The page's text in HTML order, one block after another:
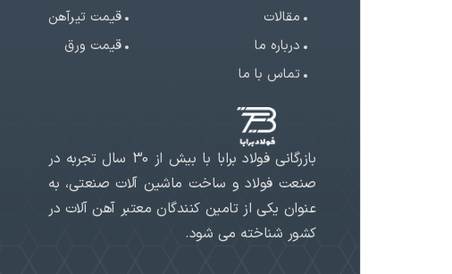
مقالات
درباره ما
تماس با ما
قیمت تیرآهن
قیمت ورق
بازرگانی فولاد برابا با بیش از 30 سال تجربه در
صنعت فولاد و ساخت ماشین آلات صنعتی، به
عنوان یکی از تامین کنندگان معتبر آهن آلات در
کشور شناخته می شود.